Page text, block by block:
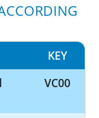
KEY
VC00